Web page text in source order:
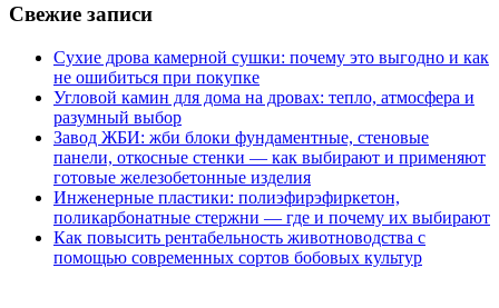
Свежие записи
Сухие дрова камерной сушки: почему это выгодно и как
не ошибиться при покупке
Угловой камин для дома на дровах: тепло, атмосфера и
разумный выбор
Завод ЖБИ: жби блоки фундаментные, стеновые
панели, откосные стенки — как выбирают и применяют
готовые железобетонные изделия
Инженерные пластики: полиэфирэфиркетон,
поликарбонатные стержни — где и почему их выбирают
Как повысить рентабельность животноводства с
помощью современных сортов бобовых культур